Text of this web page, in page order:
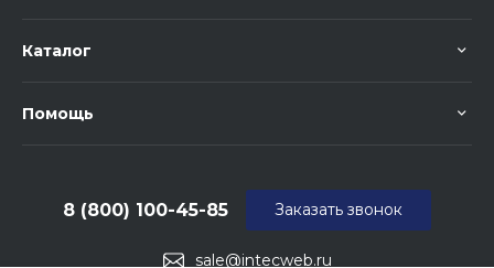
Каталог
Помощь
sale@intecweb.ru
8 (800) 100-45-85 Заказать звонок